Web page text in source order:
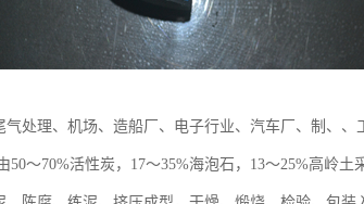
处理、机场、造船厂、电子行业、汽车厂、制、
～70%活性炭，17～35%海泡石，13～25%高岭